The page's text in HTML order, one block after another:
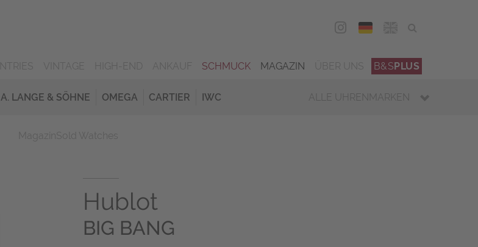
DEU
SCHMUCK MAGAZIN B&SPLUS
A. LANGE & SÖHNE OMEGA CARTIER IWC ALLE UHRENMARKEN
Hublot
BIG BANG